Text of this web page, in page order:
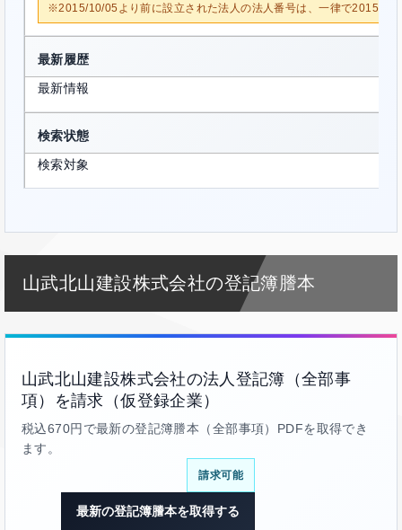
※2015/10/05より前に設立された法人の法人番号は、一律で2015/10/
最新履歴
最新情報
検索状態
検索対象
山武北山建設株式会社の登記簿謄本
山武北山建設株式会社の法人登記簿（全部事
項）を請求（仮登録企業）
税込670円で最新の登記簿謄本（全部事項）PDFを取得でき
ます。
請求可能
最新の登記簿謄本を取得する